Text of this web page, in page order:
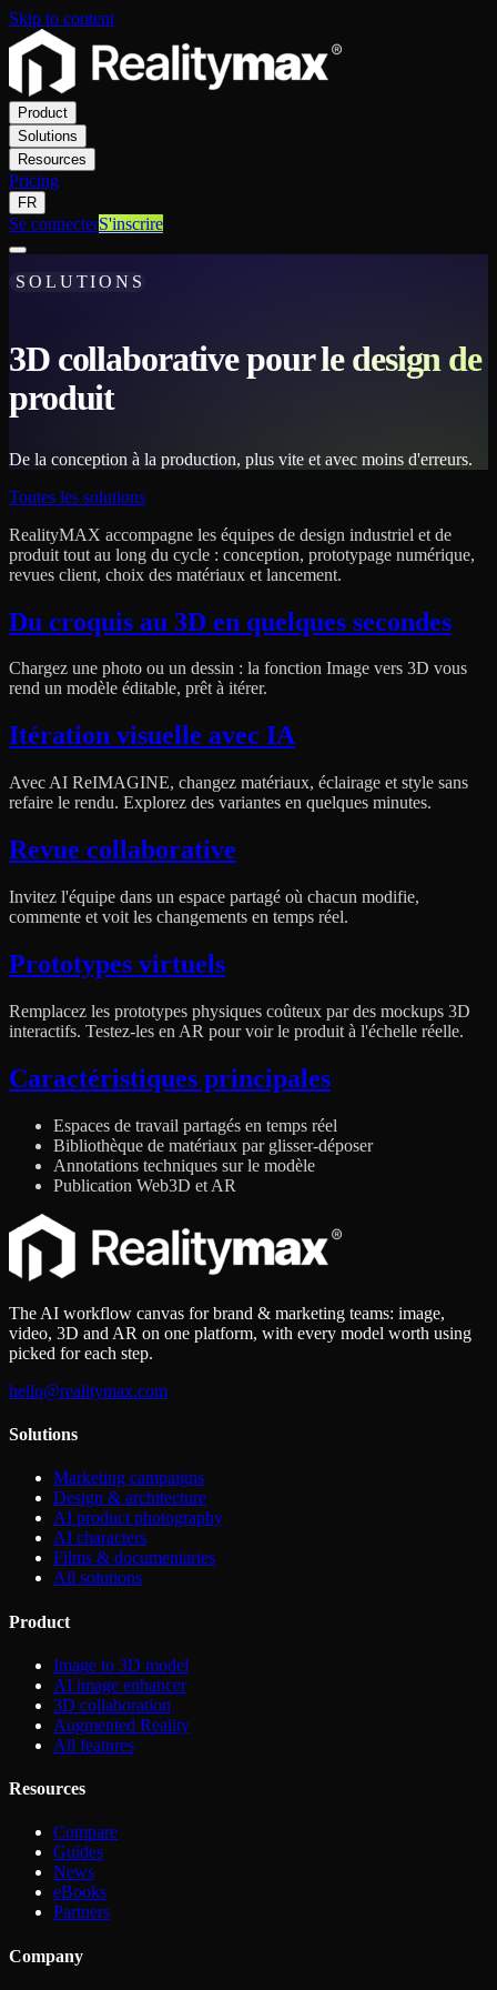
Skip to content
Product
Solutions
Resources
Pricing
FR
Se connecterS'inscrire
SOLUTIONS
3D collaborative pour le design de
produit
De la conception à la production, plus vite et avec moins d'erreurs.
Toutes les solutions
RealityMAX accompagne les équipes de design industriel et de
produit tout au long du cycle : conception, prototypage numérique,
revues client, choix des matériaux et lancement.
Du croquis au 3D en quelques secondes
Chargez une photo ou un dessin : la fonction Image vers 3D vous
rend un modèle éditable, prêt à itérer.
Itération visuelle avec IA
Avec AI ReIMAGINE, changez matériaux, éclairage et style sans
refaire le rendu. Explorez des variantes en quelques minutes.
Revue collaborative
Invitez l'équipe dans un espace partagé où chacun modifie,
commente et voit les changements en temps réel.
Prototypes virtuels
Remplacez les prototypes physiques coûteux par des mockups 3D
interactifs. Testez-les en AR pour voir le produit à l'échelle réelle.
Caractéristiques principales
Espaces de travail partagés en temps réel
Bibliothèque de matériaux par glisser-déposer
Annotations techniques sur le modèle
Publication Web3D et AR
The AI workflow canvas for brand & marketing teams: image,
video, 3D and AR on one platform, with every model worth using
picked for each step.
hello@realitymax.com
Solutions
Marketing campaigns
Design & architecture
AI product photography
AI characters
Films & documentaries
All solutions
Product
Image to 3D model
AI image enhancer
3D collaboration
Augmented Reality
All features
Resources
Compare
Guides
News
eBooks
Partners
Company